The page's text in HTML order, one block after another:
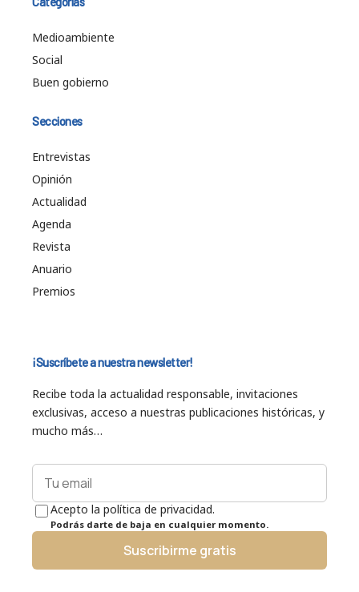
Medioambiente
Social
Buen gobierno
Secciones
Entrevistas
Opinión
Actualidad
Agenda
Revista
Anuario
Premios
¡Suscríbete a nuestra newsletter!
Recibe toda la actualidad responsable, invitaciones
exclusivas, acceso a nuestras publicaciones históricas, y
mucho más…
Acepto la política de privacidad.
Podrás darte de baja en cualquier momento.
Suscribirme gratis